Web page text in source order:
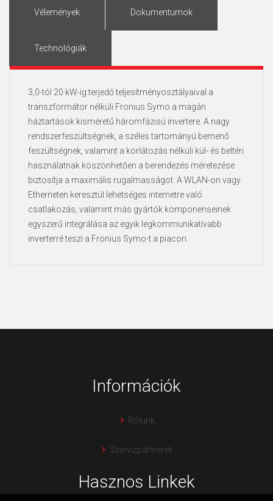
Vélemények Dokumentumok
Technológiák
3,0-tól 20 kW-ig terjedő teljesítményosztályaival a
transzformátor nélküli Fronius Symo a magán
háztartások kisméretű háromfázisú invertere. A nagy
rendszerfeszültségnek, a széles tartományú bemenő
feszültségnek, valamint a korlátozás nélküli kül- és beltéri
használatnak köszönhetően a berendezés méretezése
biztosítja a maximális rugalmasságot. A WLAN-on vagy
Etherneten keresztül lehetséges internetre való
csatlakozás, valamint más gyártók komponenseinek
egyszerű integrálása az egyik legkommunikatívabb
inverterré teszi a Fronius Symo-t a piacon.
Információk
Rólunk
Szervizpartnerek
Hasznos Linkek